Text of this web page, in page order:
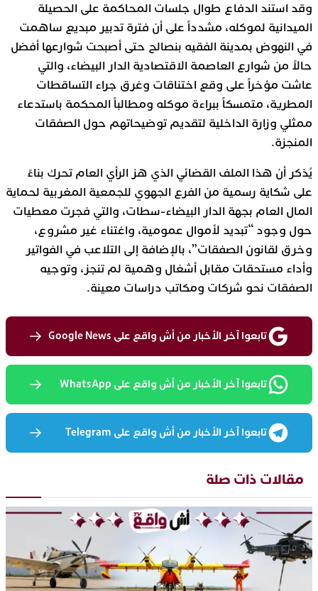
وقد استند الدفاع طوال جلسات المحاكمة على الحصيلة
الميدانية لموكله، مشدداً على أن فترة تدبير مبديع ساهمت
في النهوض بمدينة الفقيه بنصالح حتى أصبحت شوارعها أفضل
حالاً من شوارع العاصمة الاقتصادية الدار البيضاء، والتي
عاشت مؤخراً على وقع اختناقات وغرق جراء التساقطات
المطرية، متمسكاً ببراءة موكله ومطالباً المحكمة باستدعاء
ممثلي وزارة الداخلية لتقديم توضيحاتهم حول الصفقات
المنجزة.
يُذكر أن هذا الملف القضائي الذي هز الرأي العام تحرك بناءً
على شكاية رسمية من الفرع الجهوي للجمعية المغربية لحماية
المال العام بجهة الدار البيضاء-سطات، والتي فجرت معطيات
حول وجود “تبديد لأموال عمومية، واغتناء غير مشروع،
وخرق لقانون الصفقات”، بالإضافة إلى التلاعب في الفواتير
وأداء مستحقات مقابل أشغال وهمية لم تنجز، وتوجيه
الصفقات نحو شركات ومكاتب دراسات معينة.
تابعوا آخر الأخبار من أش واقع على Google News
تابعوا آخر الأخبار من أش واقع على WhatsApp
تابعوا آخر الأخبار من أش واقع على Telegram
مقالات ذات صلة